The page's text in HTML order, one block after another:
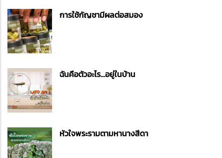
การใช้กัญชามีผลต่อสมอง
ฉันคือตัวอะไร...อยู่ในบ้าน
หัวใจพระรามตามหานางสีดา